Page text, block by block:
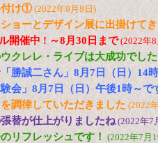
付け①(2022年9月8日)
ョーとデザイン展に出掛けて
開催中 ! ～8月30日まで(2022年
クレレ・ライブは大成功でし
勝誠二さん」8月7日（日）14
験会」8月7日（日）午後1時～で
調律していただきました (2022
替が仕上がりましたね(2022年7
リフレッシュです！ (2022年7月